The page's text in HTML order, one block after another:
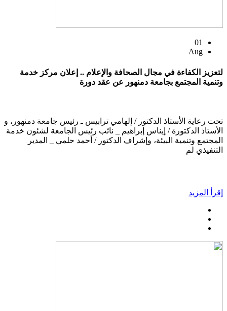
01
Aug
لتعزيز الكفاءة في مجال الصحافة والإعلام .. إعلان مركز خدمة
وتنمية المجتمع بجامعة دمنهور عن عقد دورة
تحت رعاية الأستاذ الدكتور / إلهامي ترابيس ـ رئيس جامعة دمنهور، و
الأستاذ الدكتورة / إيناس إبراهيم _ نائب رئيس الجامعة لشئون خدمة
المجتمع وتنمية البيئة، وإشراف الدكتور / أحمد حلمي _ المدير
التنفيذي لم
إقرأ المزيد